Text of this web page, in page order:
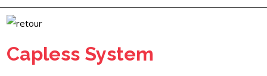
Capless System